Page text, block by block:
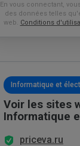
En vous connectant,
des données telles
web. Conditions
Informatique et
Voir les sites
Informatique
priceva.ru